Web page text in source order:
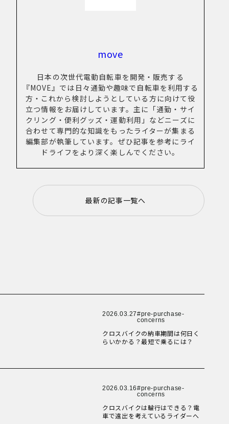
move
日本の次世代電動自転車を開発・販売する
『MOVE』では日々通勤や趣味で自転車を利用する
方・これから検討しようとしている方に向けて役
立つ情報をお届けしています。主に「通勤・サイ
クリング・便利グッズ・運動利用」などニーズに
合わせて専門的な知識をもったライターが集まる
編集部が執筆しています。ぜひ記事を参考にライ
ドライフをより深く楽しんでください。
最新の記事一覧へ
New Article！ 2026.03.27
pre-purchase-
concerns
クロスバイクの納車期間は何日く
らいかかる？最短で乗るには？
New Article！
New Article！
2026.03.16
pre-purchase-
concerns
クロスバイクは輪行はできる？電
車で遠出を考えているライダーへ